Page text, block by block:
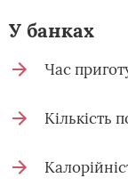
У банках
Час
Кількість